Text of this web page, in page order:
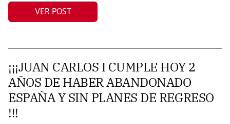
VER POST
¡¡¡JUAN CARLOS I CUMPLE HOY 2
AÑOS DE HABER ABANDONADO
ESPAÑA Y SIN PLANES DE REGRESO
!!!